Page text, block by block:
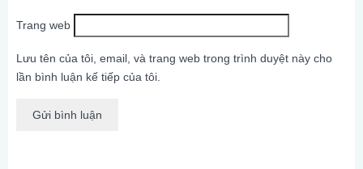
Trang web
Lưu tên của tôi, email, và trang web trong trình duyệt này cho
lần bình luận kế tiếp của tôi.